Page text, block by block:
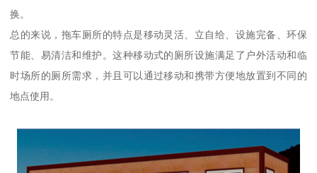
换。
总的来说，拖车厕所的特点是移动灵活、立自给、设施完备、环保
节能、易清洁和维护。这种移动式的厕所设施满足了户外活动和临
时场所的厕所需求，并且可以通过移动和携带方便地放置到不同的
地点使用。